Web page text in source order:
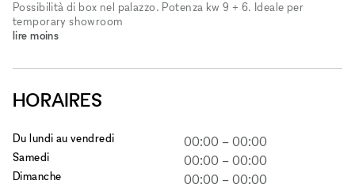
Possibilità di box nel palazzo. Potenza kw 9 + 6. Ideale per
temporary showroom
lire moins
HORAIRES
Du lundi au vendredi 00:00 – 00:00
Samedi 00:00 – 00:00
Dimanche 00:00 – 00:00